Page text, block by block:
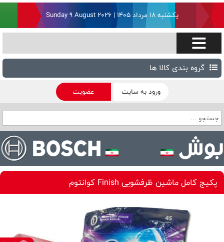
یکشنبه ۱۸ مرداد ۱۴۰۵ | Sunday 9 August 2026
گروه بندی کالا ها
ورود به سایت عضویت
پکیج کامل ماشین ظرفشویی Finish کوانتوم